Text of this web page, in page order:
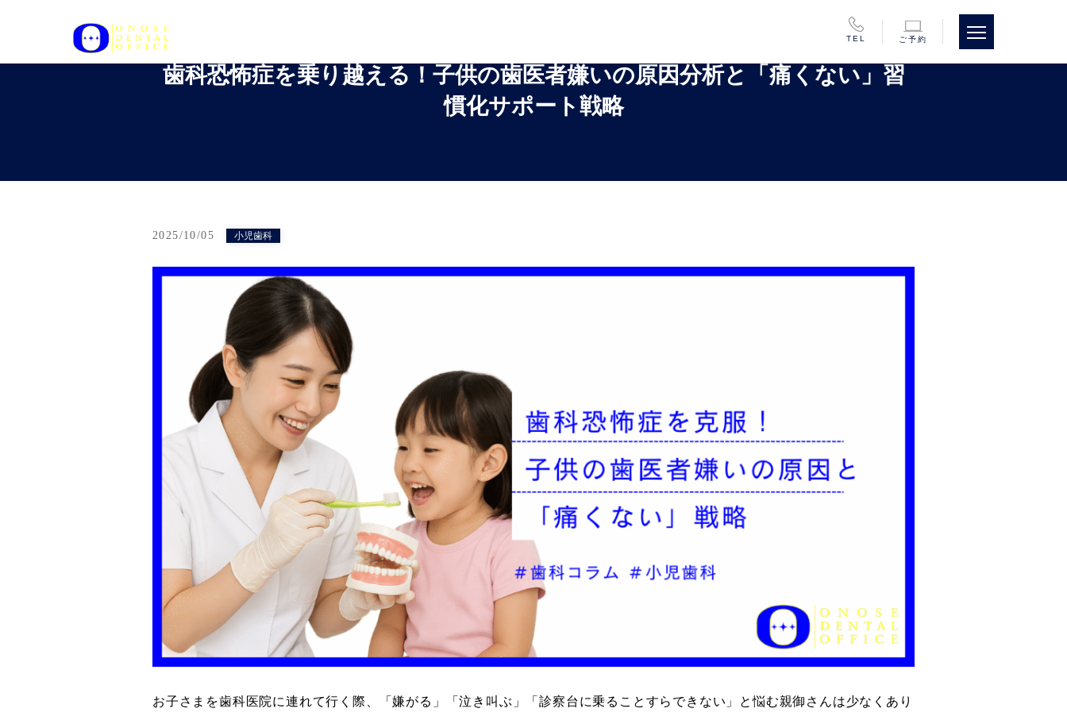
TEL ご予約
歯科恐怖症を乗り越える！子供の歯医者嫌いの原因分析と「痛くない」習
慣化サポート戦略
2025/10/05 小児歯科
お子さまを歯科医院に連れて行く際、「嫌がる」「泣き叫ぶ」「診察台に乗ることすらできない」と悩む親御さんは少なくあり